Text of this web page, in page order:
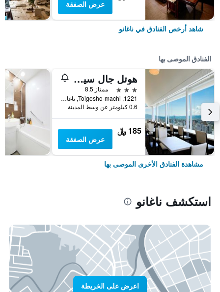
عرض الصفقة
شاهد أرخص الفنادق في ناغانو
الفنادق الموصى بها
هوتل جال سيتي ناجانو
3 نجوم
ممتاز 8.5
1221, Toigosho-machi, ناغانو, اليابان
0.6 كيلومتر عن وسط المدينة
185 ﷼
عرض الصفقة
مشاهدة الفنادق الأخرى الموصى بها
استكشف ناغانو
اعرض على الخريطة